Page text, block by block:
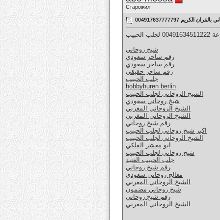
Старожил
الكريم 004917637777797
شيخ روحاني
رقم ساحر سعودي
رقم ساحر سعودي
رقم ساحر حقيقي
جلب الحبيب
hobbyhuren berlin
الشيخ الروحاني لجلب الحبيب
شيخ روحاني سعودي
الشيخ الروحاني المغربي
الشيخ الروحاني المغربي
رقم شيخ روحاني
اكبر شيخ روحاني لجلب الحبيب
الشيخ الروحاني لجلب الحبيب
ابو معشر الفلكي
شيخ روحاني لجلب الحبيب
جلب الحبيب العنيد
رقم شيخ روحاني
معالج روحاني سعودي
الشيخ الروحاني المغربي
شيخ روحاني مضمون
رقم شيخ روحاني
الشيخ الروحاني المغربي